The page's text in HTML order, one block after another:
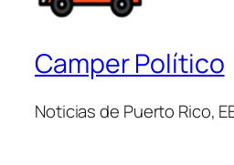
Camper Político
Noticias de Puerto Rico,